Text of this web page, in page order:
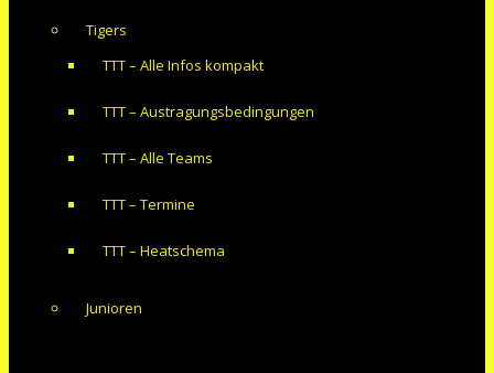
Tigers
TTT – Alle Infos kompakt
TTT – Austragungsbedingungen
TTT – Alle Teams
TTT – Termine
TTT – Heatschema
Junioren